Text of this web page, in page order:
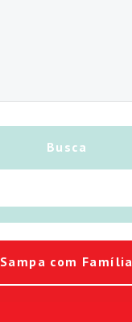
Busca
Sampa com Família